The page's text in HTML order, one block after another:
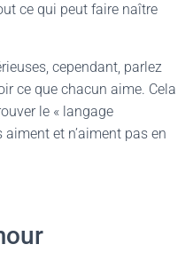
ce qui peut faire naître
cependant, parlez
ce que chacun aime. Cela
le « langage
aiment et n’aiment pas en